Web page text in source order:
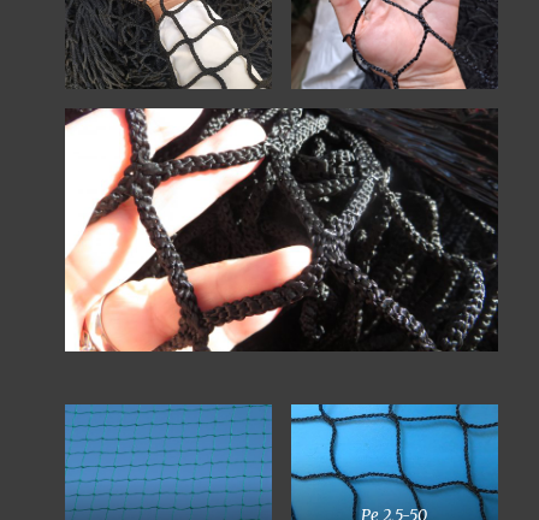
Pe 2,5-50